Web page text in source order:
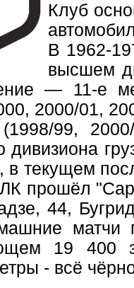
Клуб
В 1962-
высшем
— 11-е
2000/01,
(1998/99,
дивизиона
в текущем
прошёл
44,
матчи
19 400
- всё